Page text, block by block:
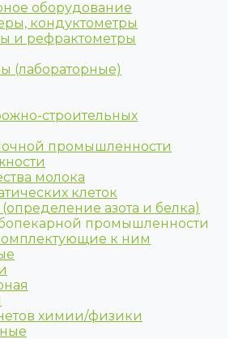
оборудование
кондуктометры
и рефрактометры
(лабораторные)
строительных
промышленности
молока
клеток
азота и белка)
промышленности
к ним
химии/физики